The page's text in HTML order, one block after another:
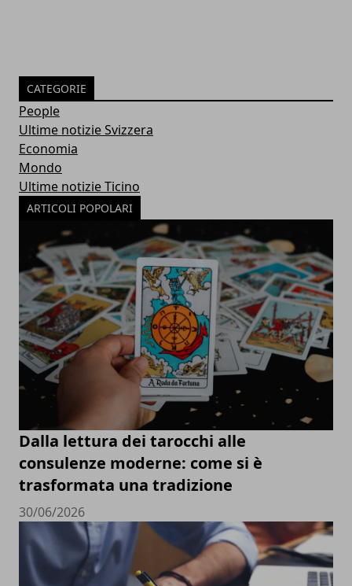
CATEGORIE
People
Ultime notizie Svizzera
Economia
Mondo
Ultime notizie Ticino
ARTICOLI POPOLARI
Dalla lettura dei tarocchi alle
consulenze moderne: come si è
trasformata una tradizione
30/06/2026